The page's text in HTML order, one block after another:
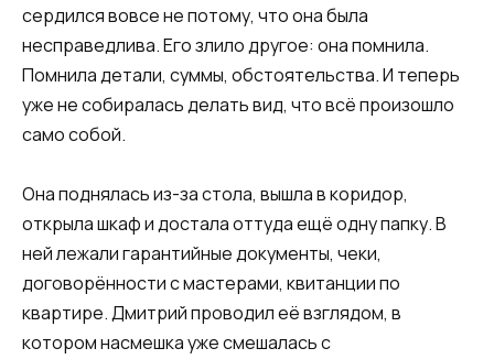
сердился вовсе не потому, что она была
несправедлива. Его злило другое: она помнила.
Помнила детали, суммы, обстоятельства. И теперь
уже не собиралась делать вид, что всё произошло
само собой.
Она поднялась из-за стола, вышла в коридор,
открыла шкаф и достала оттуда ещё одну папку. В
ней лежали гарантийные документы, чеки,
договорённости с мастерами, квитанции по
квартире. Дмитрий проводил её взглядом, в
котором насмешка уже смешалась с